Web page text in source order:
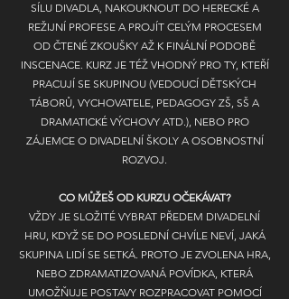
SÍLU DIVADLA, NAKOUKNOUT DO HERECKÉ A
REŽIJNÍ PROFESE A PROJÍT CELÝM PROCESEM
OD ČTENÉ ZKOUŠKY AŽ K FINÁLNÍ PODOBĚ
INSCENACE. KURZ JE TÉŽ VHODNÝ PRO TY, KTEŘÍ
PRACUJÍ SE SKUPINOU (VEDOUCÍ DĚTSKÝCH
TÁBORŮ, VYCHOVATELE, PEDAGOGY ZŠ, SŠ A
DRAMATICKÉ VÝCHOVY ATD.), NEBO PRO
ZÁJEMCE O DIVADELNÍ ŠKOLY A OSOBNOSTNÍ
ROZVOJ.
CO MŮŽEŠ OD KURZU OČEKÁVAT?
VŽDY JE SLOŽITÉ VYBRAT PŘEDEM DIVADELNÍ
HRU, KDYŽ SE DO POSLEDNÍ CHVÍLE NEVÍ, JAKÁ
SKUPINA LIDÍ SE SETKÁ. PROTO JE ZVOLENA HRA,
NEBO ZDRAMATIZOVANÁ POVÍDKA, KTERÁ
UMOŽŇUJE POSTAVY ROZPRACOVAT POMOCÍ